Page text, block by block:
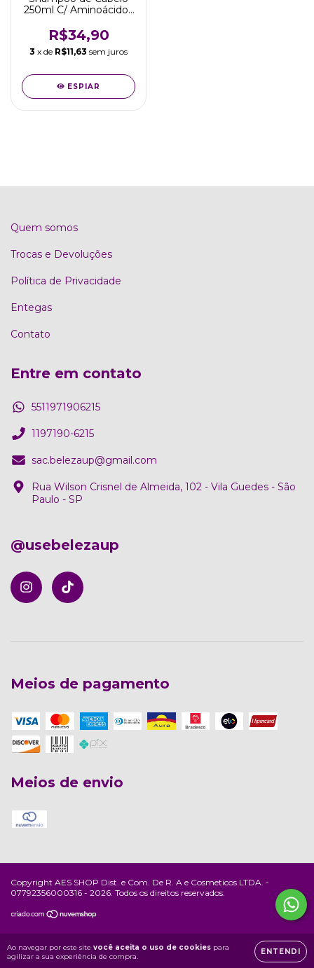
Ao navegar por este site você aceita o uso de cookies para
agilizar a sua experiência de compra.
ENTENDI
250ml C/ Aminoácidos
R$34,90
3 x de R$11,63 sem juros
ESPIAR
Quem somos
Trocas e Devoluções
Política de Privacidade
Entegas
Contato
Entre em contato
5511971906215
1197190-6215
sac.belezaup@gmail.com
Rua Wilson Crisnel de Almeida, 102 - Vila Guedes - São
Paulo - SP
@usebelezaup
Meios de pagamento
Meios de envio
Copyright AES SHOP Dist. e Com. De R. A e Cosmeticos LTDA. -
07792356000316 - 2026. Todos os direitos reservados.